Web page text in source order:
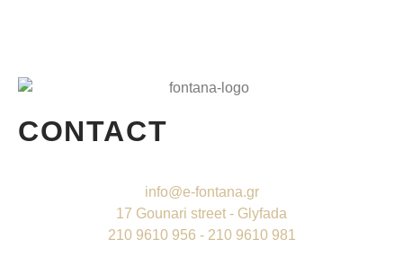
CONTACT
info@e-fontana.gr
17 Gounari street - Glyfada
210 9610 956 - 210 9610 981